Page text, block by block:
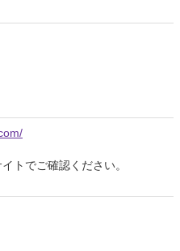
トでご確認ください。